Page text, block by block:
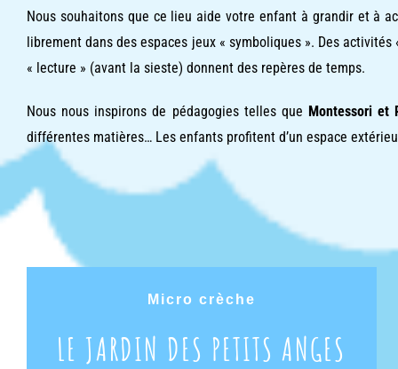
Nous souhaitons que ce lieu aide votre enfant à grandir et à
librement dans des espaces jeux « symboliques ». Des
« lecture » (avant la sieste) donnent des repères de temps.
Nous nous inspirons de pédagogies telles que Montessori et
différentes matières… Les enfants profitent d’un espace
Micro crèche
LE JARDIN DES PETITS ANGES